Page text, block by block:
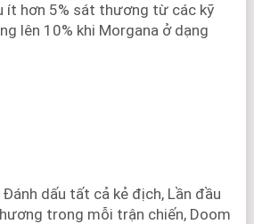
ít hơn 5% sát thương từ các kỹ
lên 10% khi Morgana ở dạng
dấu tất cả kẻ địch, Lần đầu
trong mỗi trận chiến, Doom